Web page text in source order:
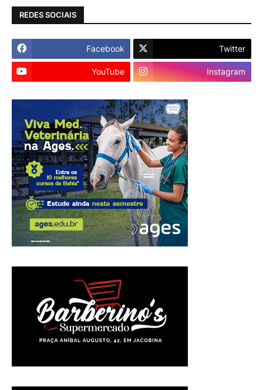
REDES SOCIAIS
Facebook Twitter
YouTube Instagram